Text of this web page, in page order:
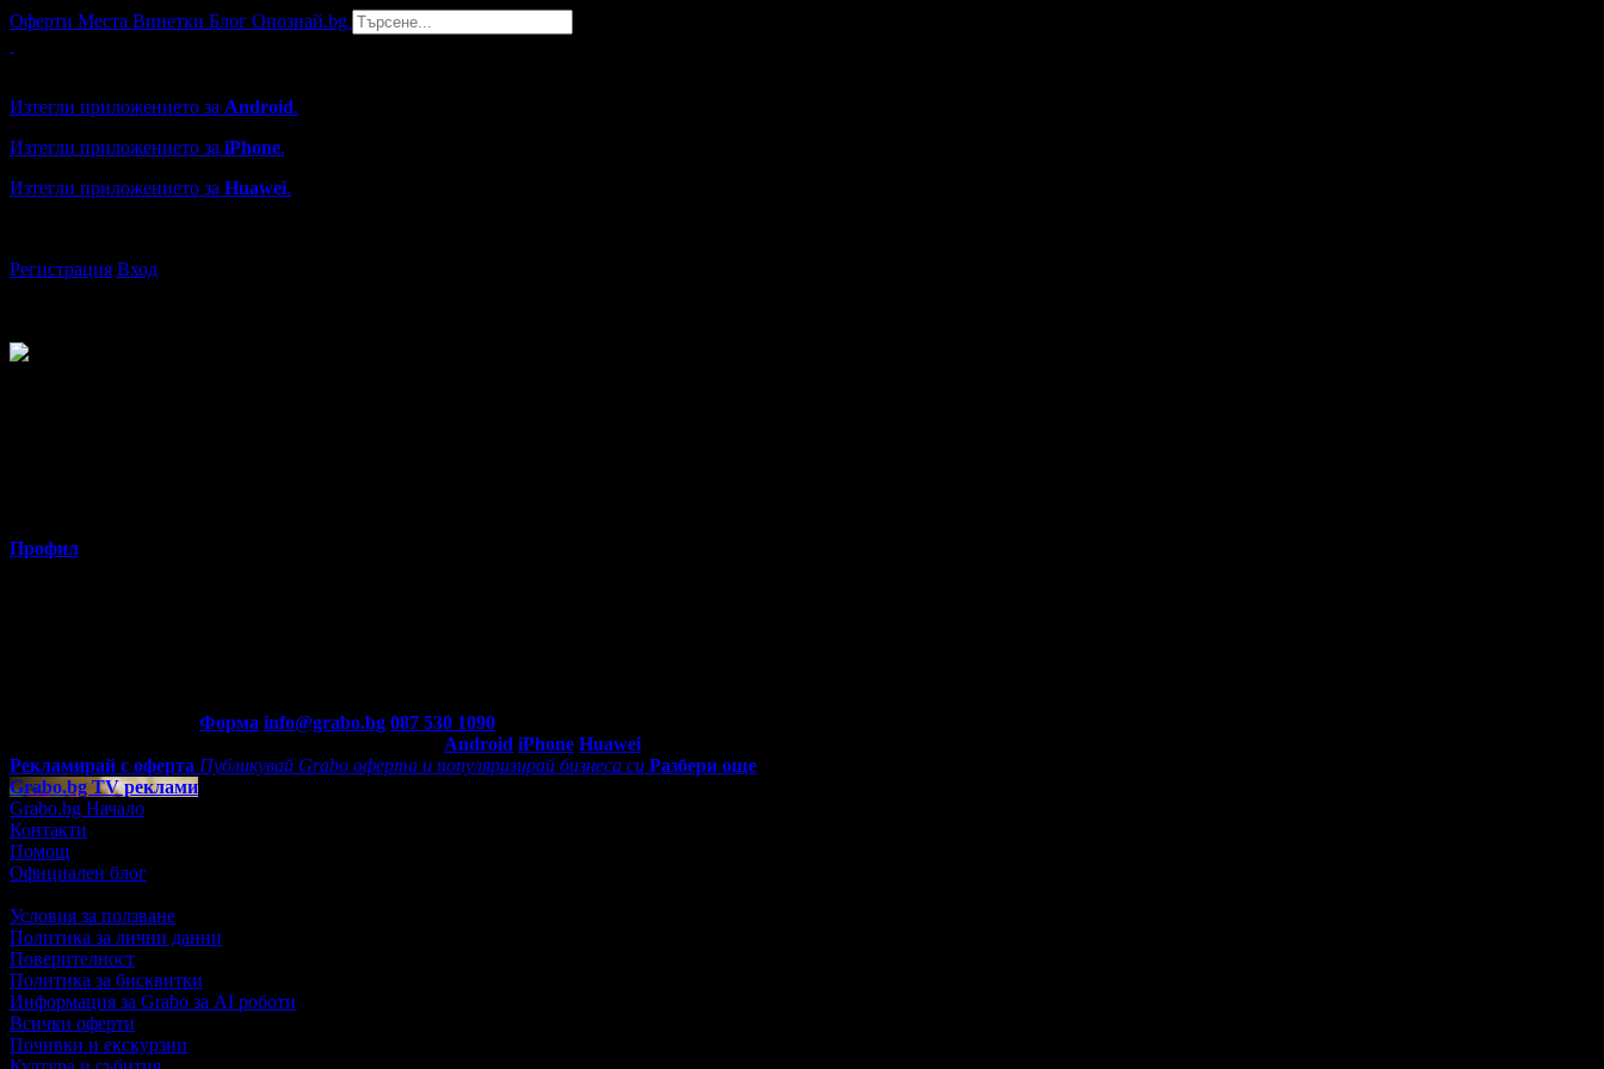
Оферти Места Винетки Блог Опознай.bg
Изтегли приложението за Android.
Изтегли приложението за iPhone.
Изтегли приложението за Huawei.
Регистрация Вход
Профил
Форма info@grabo.bg 087 530 1090
Android iPhone Huawei
Рекламирай с оферта Публикувай Grabo оферта и популяризирай бизнеса си Разбери още
Grabo.bg TV реклами
Grabo.bg Начало
Контакти
Помощ
Официален блог
Условия за ползване
Политика за лични данни
Поверителност
Политика за бисквитки
Информация за Grabo за AI роботи
Всички оферти
Почивки и екскурзии